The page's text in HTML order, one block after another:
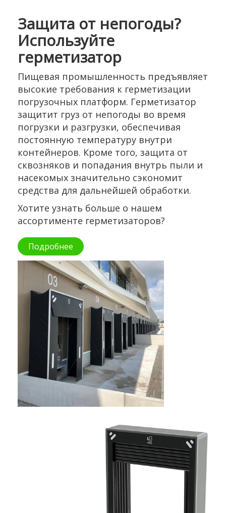
Защита от непогоды?
Используйте
герметизатор
Пищевая промышленность предъявляет
высокие требования к герметизации
погрузочных платформ. Герметизатор
защитит груз от непогоды во время
погрузки и разгрузки, обеспечивая
постоянную температуру внутри
контейнеров. Кроме того, защита от
сквозняков и попадания внутрь пыли и
насекомых значительно сэкономит
средства для дальнейшей обработки.
Хотите узнать больше о нашем
ассортименте герметизаторов?
Подробнее